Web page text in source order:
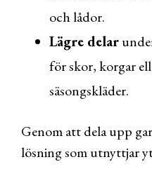
och lådor.
Lägre delar
för skor, korgar
säsongskläder.
Genom att dela upp
lösning som utnyttjar